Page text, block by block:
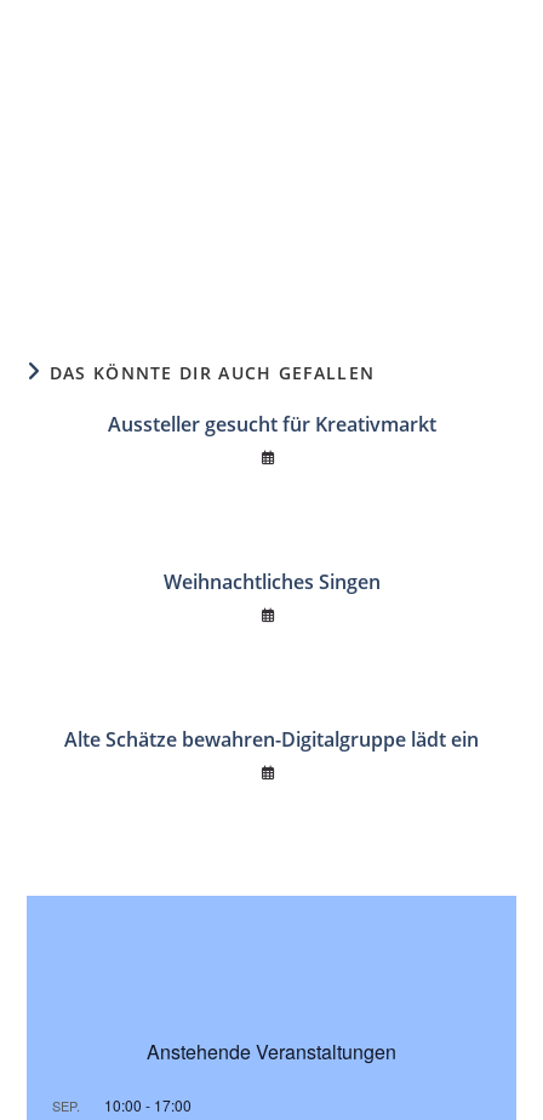
DAS KÖNNTE DIR AUCH GEFALLEN
Aussteller gesucht für Kreativmarkt
Weihnachtliches Singen
Alte Schätze bewahren-Digitalgruppe lädt ein
Anstehende Veranstaltungen
SEP. 10:00 - 17:00